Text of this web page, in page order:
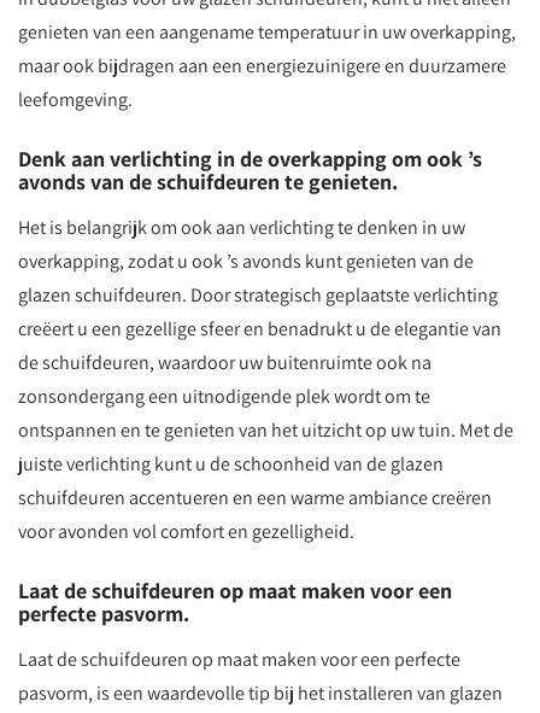
genieten van een aangename temperatuur in uw overkapping,
maar ook bijdragen aan een energiezuinigere en duurzamere
leefomgeving.
Denk aan verlichting in de overkapping om ook ’s
avonds van de schuifdeuren te genieten.
Het is belangrijk om ook aan verlichting te denken in uw
overkapping, zodat u ook ’s avonds kunt genieten van de
glazen schuifdeuren. Door strategisch geplaatste verlichting
creëert u een gezellige sfeer en benadrukt u de elegantie van
de schuifdeuren, waardoor uw buitenruimte ook na
zonsondergang een uitnodigende plek wordt om te
ontspannen en te genieten van het uitzicht op uw tuin. Met de
juiste verlichting kunt u de schoonheid van de glazen
schuifdeuren accentueren en een warme ambiance creëren
voor avonden vol comfort en gezelligheid.
Laat de schuifdeuren op maat maken voor een
perfecte pasvorm.
Laat de schuifdeuren op maat maken voor een perfecte
pasvorm, is een waardevolle tip bij het installeren van glazen